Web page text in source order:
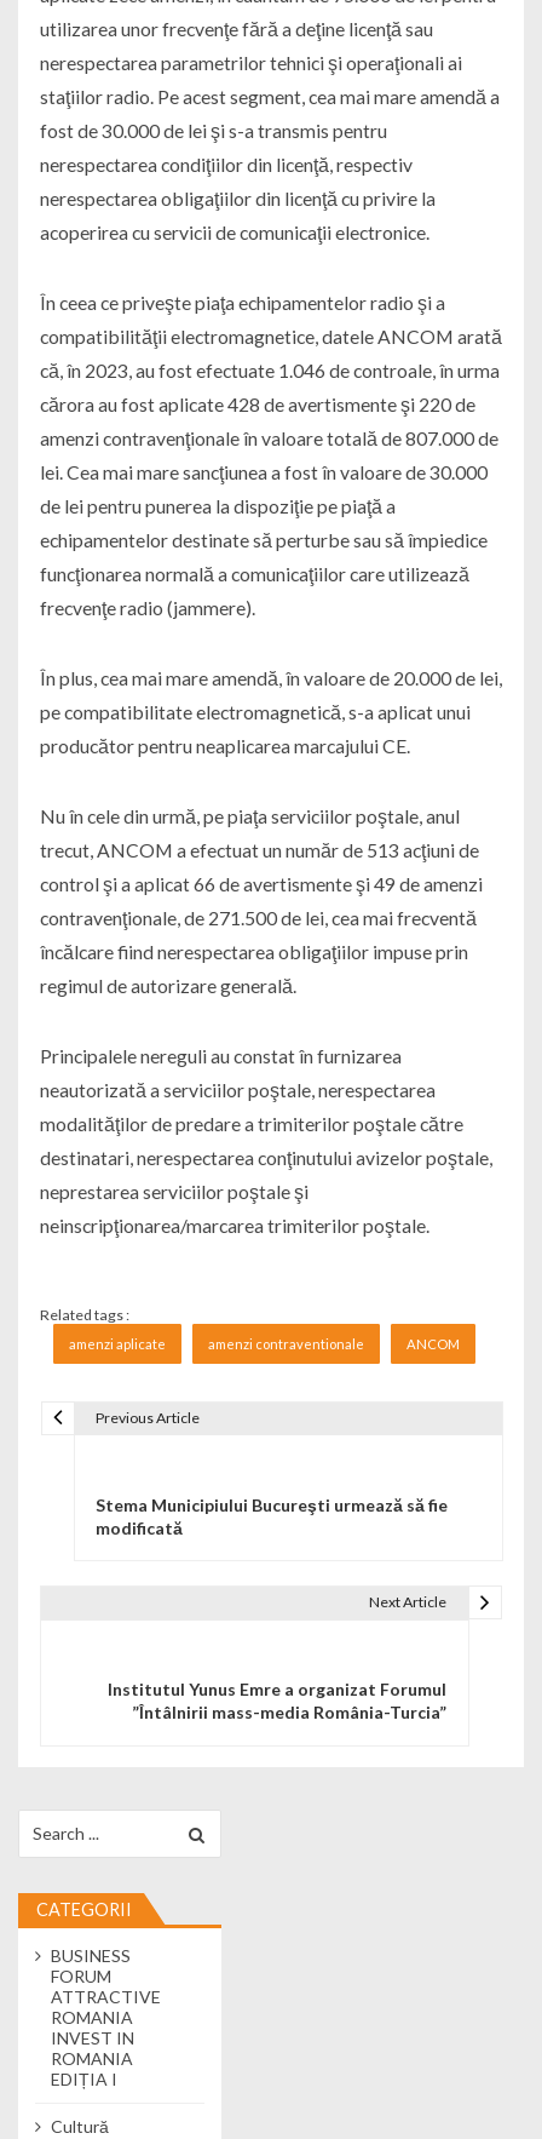
utilizarea unor frecvenţe fără a deţine licenţă sau
nerespectarea parametrilor tehnici şi operaţionali ai
staţiilor radio. Pe acest segment, cea mai mare amendă a
fost de 30.000 de lei şi s-a transmis pentru
nerespectarea condiţiilor din licenţă, respectiv
nerespectarea obligaţiilor din licenţă cu privire la
acoperirea cu servicii de comunicaţii electronice.
În ceea ce priveşte piaţa echipamentelor radio şi a
compatibilităţii electromagnetice, datele ANCOM arată
că, în 2023, au fost efectuate 1.046 de controale, în urma
cărora au fost aplicate 428 de avertismente şi 220 de
amenzi contravenţionale în valoare totală de 807.000 de
lei. Cea mai mare sancţiunea a fost în valoare de 30.000
de lei pentru punerea la dispoziţie pe piaţă a
echipamentelor destinate să perturbe sau să împiedice
funcţionarea normală a comunicaţiilor care utilizează
frecvenţe radio (jammere).
În plus, cea mai mare amendă, în valoare de 20.000 de lei,
pe compatibilitate electromagnetică, s-a aplicat unui
producător pentru neaplicarea marcajului CE.
Nu în cele din urmă, pe piaţa serviciilor poştale, anul
trecut, ANCOM a efectuat un număr de 513 acţiuni de
control şi a aplicat 66 de avertismente şi 49 de amenzi
contravenţionale, de 271.500 de lei, cea mai frecventă
încălcare fiind nerespectarea obligaţiilor impuse prin
regimul de autorizare generală.
Principalele nereguli au constat în furnizarea
neautorizată a serviciilor poştale, nerespectarea
modalităţilor de predare a trimiterilor poştale către
destinatari, nerespectarea conţinutului avizelor poştale,
neprestarea serviciilor poştale şi
neinscripţionarea/marcarea trimiterilor poştale.
Related tags :
amenzi aplicate amenzi contraventionale ANCOM
Previous Article
Stema Municipiului Bucureşti urmează să fie
modificată
Next Article
Institutul Yunus Emre a organizat Forumul
”Întâlnirii mass-media România-Turcia”
CATEGORII
BUSINESS
FORUM
ATTRACTIVE
ROMANIA
INVEST IN
ROMANIA
EDIȚIA I
Cultură